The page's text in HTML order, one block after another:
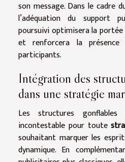
son message. Dans le cadre
l’adéquation du support
poursuivi optimisera la
et renforcera la
participants.
Intégration des
dans une stratégie
Les structures
incontestable pour toute
souhaitant marquer les
dynamique. En